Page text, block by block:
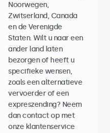
Noorwegen,
Zwitserland, Canada
en de Verenigde
Staten. Wilt u naar een
ander land laten
bezorgen of heeft u
specifieke wensen,
zoals een alternatieve
vervoerder of een
expreszending? Neem
dan contact op met
onze klantenservice